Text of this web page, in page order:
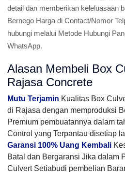
detail dan memberikan keleluasaan
Bernego Harga di Contact/Nomor
hubungi melalui Metode Hubungi
WhatsApp.
Alasan Membeli Box
Rajasa Concrete
Mutu Terjamin Kualitas Box
di Rajasa dengan memproduksi
Premium pembuatannya dalam
Control yang Terpantau disetiap
Garansi 100% Uang Kembali
Batal dan Bergaransi Jika dalam
Culvert Setiabudi pembelian